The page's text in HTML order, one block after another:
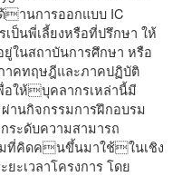
านการออกแบบ IC
เป็นพี่เลี้ยงหรือที่ปรึกษา ให้
ในสถาบันการศึกษา หรือ
าคทฤษฎีและภาคปฏิบัติ
ให้บุคลากรเหล่านี้มี
านกิจกรรมการฝึกอบรม
ระดับความสามารถ
ที่คิดคนขึ้นมาใช้ในเชิง
เวลาโครงการ โดย